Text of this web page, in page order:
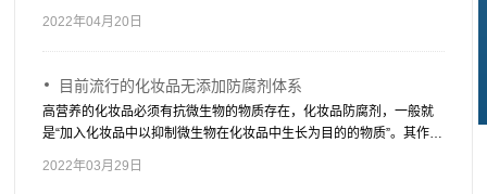
防腐剂有哪些，适用于哪些产品。
2022年04月20日
目前流行的化妆品无添加防腐剂体系
高营养的化妆品必须有抗微生物的物质存在，化妆品防腐剂，一般就
是“加入化妆品中以抑制微生物在化妆品中生长为目的的物质”。其作用
是防止化妆品在生产、使用及保质期内发生腐败变质，损害消费者的
2022年03月29日